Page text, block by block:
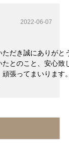
2022-06-07
だき誠にありがと
とのこと、安心致
張ってまいります